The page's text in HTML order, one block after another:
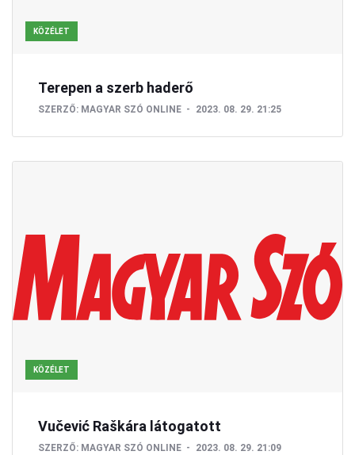
KÖZÉLET
Terepen a szerb haderő
SZERZŐ: MAGYAR SZÓ ONLINE 2023. 08. 29. 21:25
KÖZÉLET
Vučević Raškára látogatott
SZERZŐ: MAGYAR SZÓ ONLINE 2023. 08. 29. 21:09